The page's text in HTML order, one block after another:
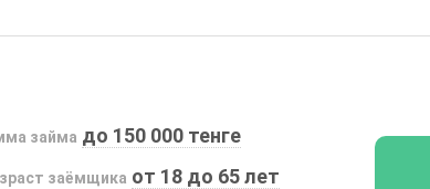
займа до 150 000 тенге
заёмщика от 18 до 65 лет